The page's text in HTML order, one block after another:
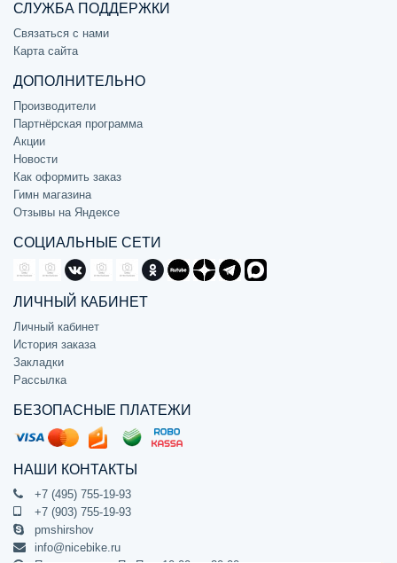
СЛУЖБА ПОДДЕРЖКИ
Связаться с нами
Карта сайта
ДОПОЛНИТЕЛЬНО
Производители
Партнёрская программа
Акции
Новости
Как оформить заказ
Гимн магазина
Отзывы на Яндексе
СОЦИАЛЬНЫЕ СЕТИ
ЛИЧНЫЙ КАБИНЕТ
Личный кабинет
История заказа
Закладки
Рассылка
БЕЗОПАСНЫЕ ПЛАТЕЖИ
НАШИ КОНТАКТЫ
+7 (495) 755-19-93
+7 (903) 755-19-93
pmshirshov
info@nicebike.ru